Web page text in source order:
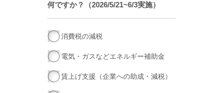
何ですか？（2026/5/21~6/3実施）
消費税の減税
電気・ガスなどエネルギー補助金
賃上げ支援（企業への助成・減税）